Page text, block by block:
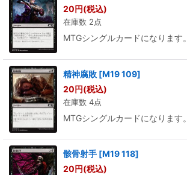
20円(税込)
在庫数 2点
MTGシングルカードになります。
精神腐敗 [M19 109]
20円(税込)
在庫数 4点
MTGシングルカードになります。
骸骨射手 [M19 118]
20円(税込)